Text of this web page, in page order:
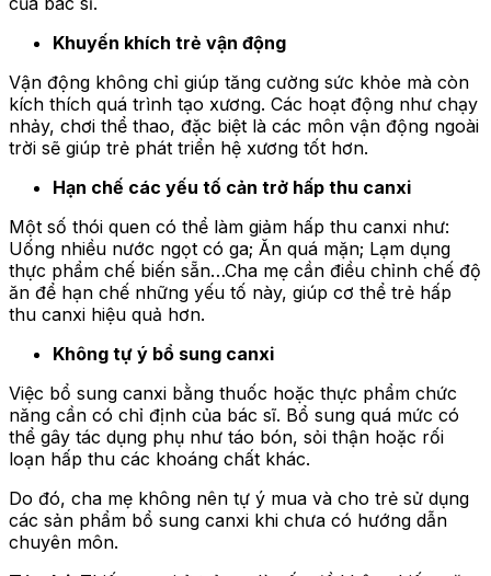
Khuyến khích trẻ vận động
Vận động không chỉ giúp tăng cường sức khỏe mà còn
kích thích quá trình tạo xương. Các hoạt động như chạy
nhảy, chơi thể thao, đặc biệt là các môn vận động ngoài
trời sẽ giúp trẻ phát triển hệ xương tốt hơn.
Hạn chế các yếu tố cản trở hấp thu canxi
Một số thói quen có thể làm giảm hấp thu canxi như:
Uống nhiều nước ngọt có ga; Ăn quá mặn; Lạm dụng
thực phẩm chế biến sẵn…Cha mẹ cần điều chỉnh chế độ
ăn để hạn chế những yếu tố này, giúp cơ thể trẻ hấp
thu canxi hiệu quả hơn.
Không tự ý bổ sung canxi
Việc bổ sung canxi bằng thuốc hoặc thực phẩm chức
năng cần có chỉ định của bác sĩ. Bổ sung quá mức có
thể gây tác dụng phụ như táo bón, sỏi thận hoặc rối
loạn hấp thu các khoáng chất khác.
Do đó, cha mẹ không nên tự ý mua và cho trẻ sử dụng
các sản phẩm bổ sung canxi khi chưa có hướng dẫn
chuyên môn.